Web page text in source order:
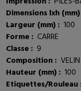
Dimensions lxh
Largeur (mm) : 100
Forme : CARRE
Classe : 9
Composition :
Hauteur (mm) : 100
Etiquettes/Rouleau